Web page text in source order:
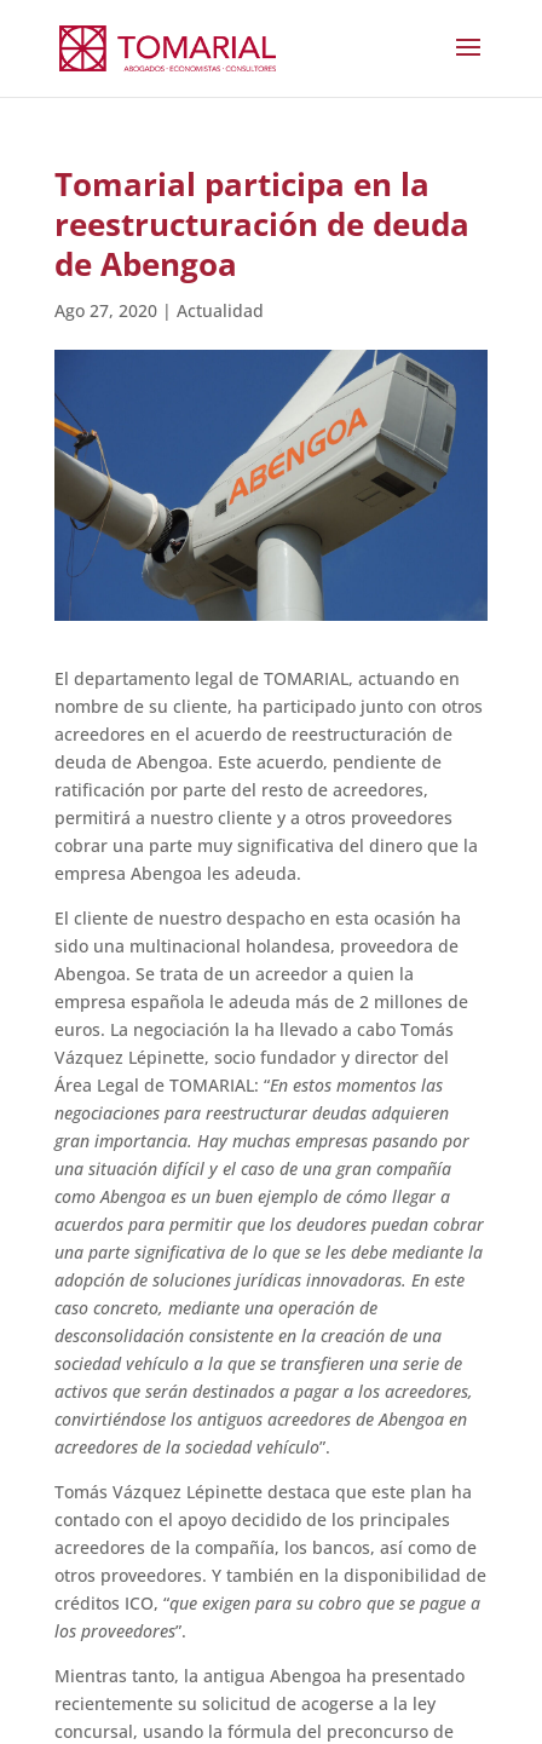
Tomarial participa en la
reestructuración de deuda
de Abengoa
Ago 27, 2020| Actualidad
El departamento legal de TOMARIAL, actuando en
nombre de su cliente, ha participado junto con otros
acreedores en el acuerdo de reestructuración de
deuda de Abengoa. Este acuerdo, pendiente de
ratificación por parte del resto de acreedores,
permitirá a nuestro cliente y a otros proveedores
cobrar una parte muy significativa del dinero que la
empresa Abengoa les adeuda.
El cliente de nuestro despacho en esta ocasión ha
sido una multinacional holandesa, proveedora de
Abengoa. Se trata de un acreedor a quien la
empresa española le adeuda más de 2 millones de
euros. La negociación la ha llevado a cabo Tomás
Vázquez Lépinette, socio fundador y director del
Área Legal de TOMARIAL: “En estos momentos las
negociaciones para reestructurar deudas adquieren
gran importancia. Hay muchas empresas pasando por
una situación difícil y el caso de una gran compañía
como Abengoa es un buen ejemplo de cómo llegar a
acuerdos para permitir que los deudores puedan cobrar
una parte significativa de lo que se les debe mediante la
adopción de soluciones jurídicas innovadoras. En este
caso concreto, mediante una operación de
desconsolidación consistente en la creación de una
sociedad vehículo a la que se transfieren una serie de
activos que serán destinados a pagar a los acreedores,
convirtiéndose los antiguos acreedores de Abengoa en
acreedores de la sociedad vehículo”.
Tomás Vázquez Lépinette destaca que este plan ha
contado con el apoyo decidido de los principales
acreedores de la compañía, los bancos, así como de
otros proveedores. Y también en la disponibilidad de
créditos ICO, “que exigen para su cobro que se pague a
los proveedores”.
Mientras tanto, la antigua Abengoa ha presentado
recientemente su solicitud de acogerse a la ley
concursal, usando la fórmula del preconcurso de